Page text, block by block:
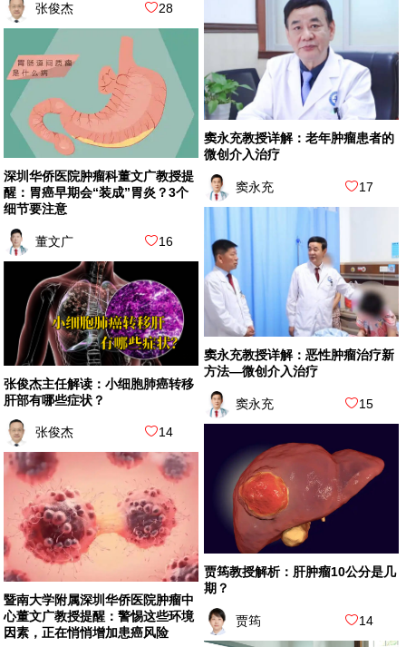
张俊杰 28
窦永充教授详解：老年肿瘤患者的
微创介入治疗
窦永充 17
深圳华侨医院肿瘤科董文广教授提
醒：胃癌早期会“装成”胃炎？3个
细节要注意
董文广 16
窦永充教授详解：恶性肿瘤治疗新
方法—微创介入治疗
窦永充 15
张俊杰主任解读：小细胞肺癌转移
肝部有哪些症状？
张俊杰 14
贾筠教授解析：肝肿瘤10公分是几
期？
贾筠 14
暨南大学附属深圳华侨医院肿瘤中
心董文广教授提醒：警惕这些环境
因素，正在悄悄增加患癌风险